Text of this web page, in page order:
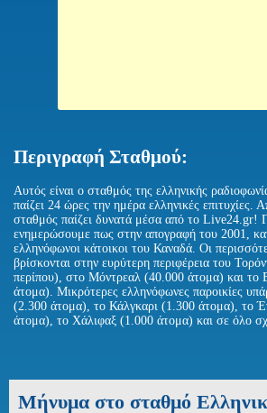
Περιγραφή Σταθμού:
Αυτός είναι ο σταθμός της ελληνικής
παίζει 24 ώρες την ημέρα ελληνικές επιτυχίες.
σταθμός παίζει δυνατά μέσα από το Live24.gr!
ενημερώσουμε πως στην απογραφή του 2001,
ελληνόφωνοι κάτοικοι του Καναδά. Οι
βρίσκονται στην ευρύτερη περιφέρεια του
περίπου), στο Μόντρεαλ (40.000 άτομα) και το
άτομα). Μικρότερες ελληνόφωνες παροικίες
(2.300 άτομα), το Κάλγκαρι (1.300 άτομα), το
άτομα), το Χάλιφαξ (1.000 άτομα) και σε όλο
Μήνυμα στο σταθμό